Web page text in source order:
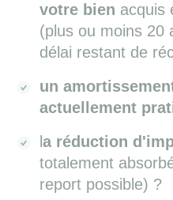
votre bien acquis
(plus ou moins 20
délai restant de
un
actuellement
a réduction
totalement
report possible) ?